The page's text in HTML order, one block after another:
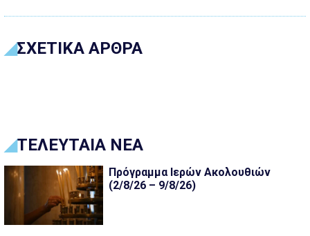
ΣΧΕΤΙΚΑ ΑΡΘΡΑ
ΤΕΛΕΥΤΑΙΑ ΝΕΑ
Πρόγραμμα Ιερών Ακολουθιών
(2/8/26 – 9/8/26)